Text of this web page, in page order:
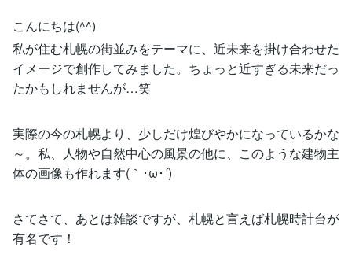
こんにちは(^^)
私が住む札幌の街並みをテーマに、近未来を掛け合わせた
イメージで創作してみました。ちょっと近すぎる未来だっ
たかもしれませんが…笑
実際の今の札幌より、少しだけ煌びやかになっているかな
～。私、人物や自然中心の風景の他に、このような建物主
体の画像も作れます(｀･ω･´)ゞ
さてさて、あとは雑談ですが、札幌と言えば札幌時計台が
有名です！